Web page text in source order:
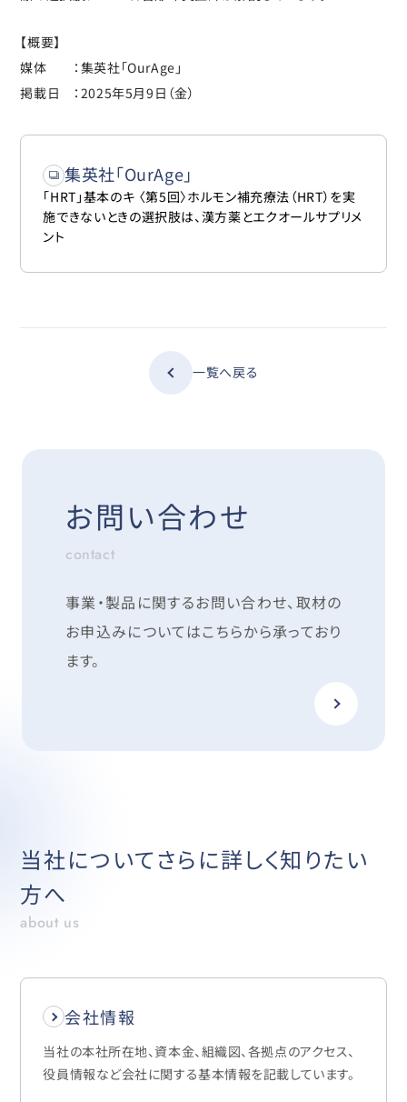
【概要】
媒体 ：集英社「OurAge」
掲載日 ：2025年5月9日（金）
集英社「OurAge」
「HRT」基本のキ 〈第5回〉ホルモン補充療法（HRT）を実
施できないときの選択肢は、漢方薬とエクオールサプリメ
ント
一覧へ戻る
お問い合わせ
contact
事業・製品に関するお問い合わせ、取材の
お申込みについてはこちらから承っており
ます。
当社についてさらに詳しく知りたい
方へ
about us
会社情報
当社の本社所在地、資本金、組織図、各拠点のアクセス、
役員情報など会社に関する基本情報を記載しています。